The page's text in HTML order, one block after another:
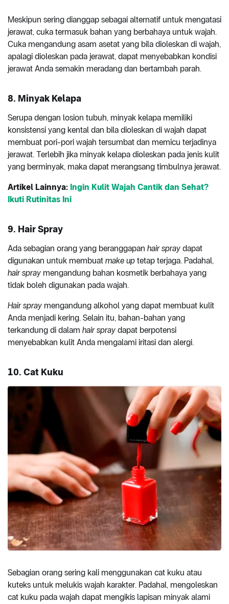
Meskipun sering dianggap sebagai alternatif untuk mengatasi
jerawat, cuka termasuk bahan yang berbahaya untuk wajah.
Cuka mengandung asam asetat yang bila dioleskan di wajah,
apalagi dioleskan pada jerawat, dapat menyebabkan kondisi
jerawat Anda semakin meradang dan bertambah parah.
8. Minyak Kelapa
Serupa dengan losion tubuh, minyak kelapa memiliki
konsistensi yang kental dan bila dioleskan di wajah dapat
membuat pori-pori wajah tersumbat dan memicu terjadinya
jerawat. Terlebih jika minyak kelapa dioleskan pada jenis kulit
yang berminyak, maka dapat merangsang timbulnya jerawat.
Artikel Lainnya: Ingin Kulit Wajah Cantik dan Sehat?
Ikuti Rutinitas Ini
9. Hair Spray
Ada sebagian orang yang beranggapan hair spray dapat
digunakan untuk membuat make up tetap terjaga. Padahal,
hair spray mengandung bahan kosmetik berbahaya yang
tidak boleh digunakan pada wajah.
Hair spray mengandung alkohol yang dapat membuat kulit
Anda menjadi kering. Selain itu, bahan-bahan yang
terkandung di dalam hair spray dapat berpotensi
menyebabkan kulit Anda mengalami iritasi dan alergi.
10. Cat Kuku
Sebagian orang sering kali menggunakan cat kuku atau
kuteks untuk melukis wajah karakter. Padahal, mengoleskan
cat kuku pada wajah dapat mengikis lapisan minyak alami